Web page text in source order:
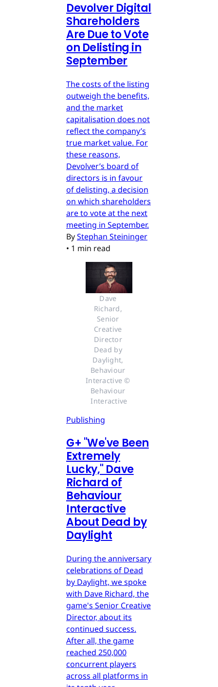
Devolver Digital
Shareholders
Are Due to Vote
on Delisting in
September
The costs of the listing
outweigh the benefits,
and the market
capitalisation does not
reflect the company’s
true market value. For
these reasons,
Devolver’s board of
directors is in favour
of delisting, a decision
on which shareholders
are to vote at the next
meeting in September.
ByStephan Steininger
• 1 min read
Dave
Richard,
Senior
Creative
Director
Dead by
Daylight,
Behaviour
Interactive ©
Behaviour
Interactive
Publishing
G+ "We've Been
Extremely
Lucky," Dave
Richard of
Behaviour
Interactive
About Dead by
Daylight
During the anniversary
celebrations of Dead
by Daylight, we spoke
with Dave Richard, the
game's Senior Creative
Director, about its
continued success.
After all, the game
reached 250,000
concurrent players
across all platforms in